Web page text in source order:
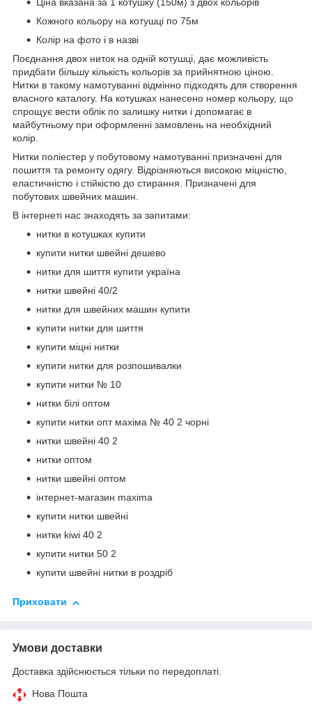
Ціна вказана за 1 котушку (150м) з двох кольорів
Кожного кольору на котушці по 75м
Колір на фото і в назві
Поєднання двох ниток на одній котушці, дає можливість
придбати більшу кількість кольорів за прийнятною ціною.
Нитки в такому намотуванні відмінно підходять для створення
власного каталогу. На котушках нанесено номер кольору, що
спрощує вести облік по залишку нитки і допомагає в
майбутньому при оформленні замовлень на необхідний
колір.
Нитки поліестер у побутовому намотуванні призначені для
пошиття та ремонту одягу. Відрізняються високою міцністю,
еластичністю і стійкістю до стирання. Призначені для
побутових швейних машин.
В інтернеті нас знаходять за запитами:
нитки в котушках купити
купити нитки швейні дешево
нитки для шиття купити україна
нитки швейні 40/2
нитки для швейних машин купити
купити нитки для шиття
купити міцні нитки
купити нитки для розпошивалки
купити нитки № 10
нитки білі оптом
купити нитки опт махіма № 40 2 чорні
нитки швейні 40 2
нитки оптом
нитки швейні оптом
інтернет-магазин maxima
купити нитки швейні
нитки kiwi 40 2
купити нитки 50 2
купити швейні нитки в роздріб
Приховати
Умови доставки
Доставка здійснюється тільки по передоплаті.
Нова Пошта